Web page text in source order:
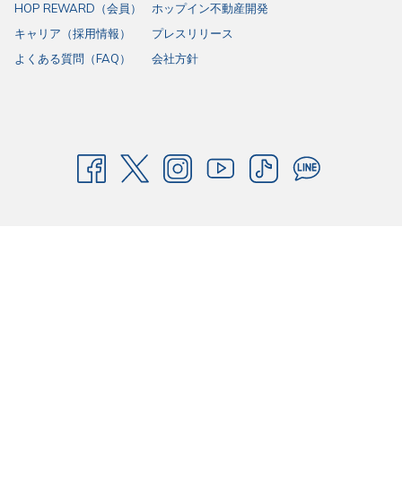
HOP REWARD（会員）
ホップイン不動産開発
キャリア（採用情報）
プレスリリース
よくある質問（FAQ）
会社方針